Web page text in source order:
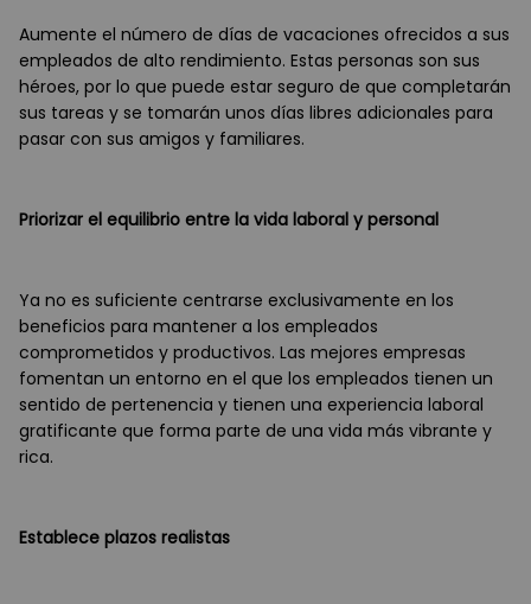
Aumente el número de días de vacaciones ofrecidos a sus
empleados de alto rendimiento. Estas personas son sus
héroes, por lo que puede estar seguro de que completarán
sus tareas y se tomarán unos días libres adicionales para
pasar con sus amigos y familiares.
Priorizar el equilibrio entre la vida laboral y personal
Ya no es suficiente centrarse exclusivamente en los
beneficios para mantener a los empleados
comprometidos y productivos. Las mejores empresas
fomentan un entorno en el que los empleados tienen un
sentido de pertenencia y tienen una experiencia laboral
gratificante que forma parte de una vida más vibrante y
rica.
Establece plazos realistas